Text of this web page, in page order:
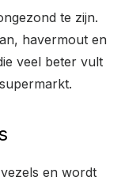
te zijn.
havermout en
veel beter vult
en wordt